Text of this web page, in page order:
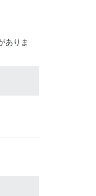
ありま